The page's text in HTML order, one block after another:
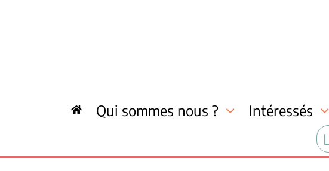
Qui sommes nous ? Intéressés